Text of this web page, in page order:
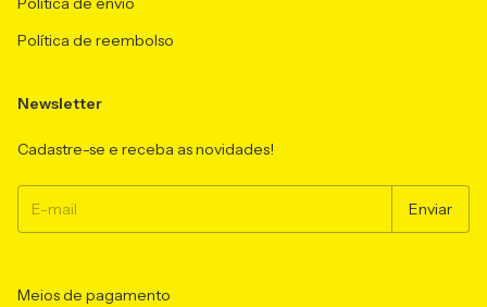
Política de reembolso
Newsletter
Cadastre-se e receba as novidades!
Meios de pagamento